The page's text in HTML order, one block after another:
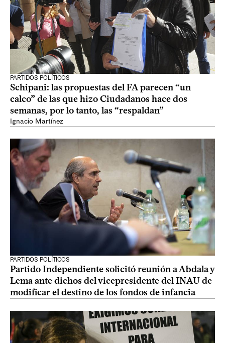
PARTIDOS POLÍTICOS
Schipani: las propuestas del FA parecen “un
calco” de las que hizo Ciudadanos hace dos
semanas, por lo tanto, las “respaldan”
Ignacio Martínez
PARTIDOS POLÍTICOS
Partido Independiente solicitó reunión a Abdala y
Lema ante dichos del vicepresidente del INAU de
modificar el destino de los fondos de infancia